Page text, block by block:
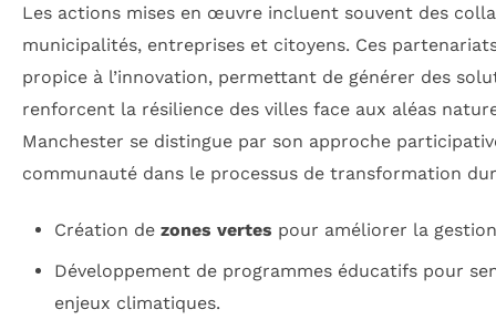
Les actions mises en œuvre incluent souvent des
municipalités, entreprises et citoyens. Ces
propice à l’innovation, permettant de générer des
renforcent la résilience des villes face aux aléas
Manchester se distingue par son approche
communauté dans le processus de transformation
Création de zones vertes pour améliorer la
Développement de programmes éducatifs pour
enjeux climatiques.